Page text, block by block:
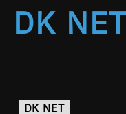
DK
DK NET